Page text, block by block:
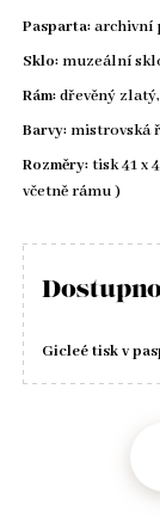
Pasparta:archivní
Sklo: muzeální
Rám:dřevěný
Barvy: mistrovská
Rozměry:tisk 41 x
včetně rámu )
Gicleé tisk v